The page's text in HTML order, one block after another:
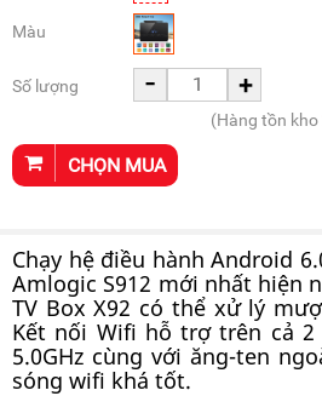
Màu
Số lượng - +
(Hàng tồn kho
CHỌN MUA
Chạy hệ điều hành Android
Amlogic S912 mới nhất hiện
TV Box X92 có thể xử lý
Kết nối Wifi hỗ trợ trên cả 2
5.0GHz cùng với ăng-ten
sóng wifi khá tốt.